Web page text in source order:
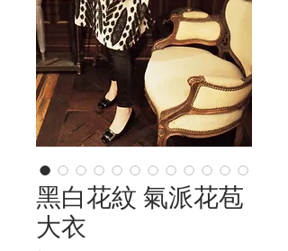
黑白花紋 氣派花苞
大衣